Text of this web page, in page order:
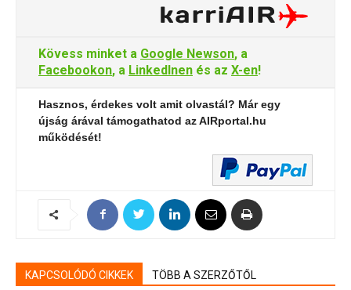
Kövess minket a Google Newson, a
Facebookon, a LinkedInen és az X-en!
Hasznos, érdekes volt amit olvastál? Már egy
újság árával támogathatod az AIRportal.hu
működését!
KAPCSOLÓDÓ CIKKEK TÖBB A SZERZŐTŐL